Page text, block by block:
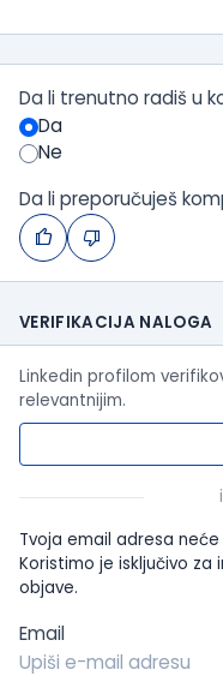
Da li trenutno radiš u
Da
Ne
Da li preporučuješ
VERIFIKACIJA NALOGA
Linkedin profilom
relevantnijim.
Tvoja email adresa
Koristimo je isključivo za
objave.
Email